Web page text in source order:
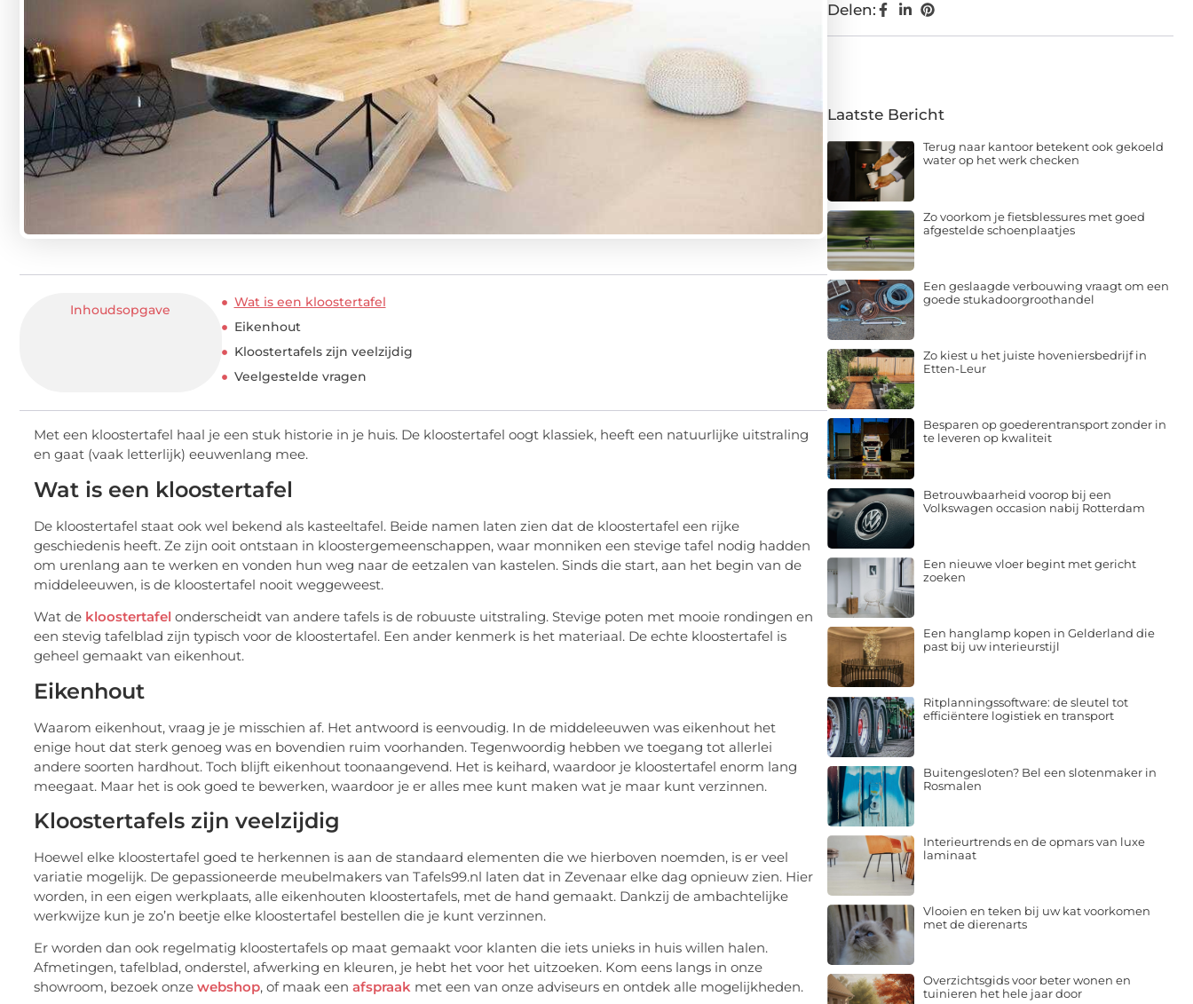
Inhoudsopgave
Wat is een kloostertafel
Eikenhout
Kloostertafels zijn veelzijdig
Veelgestelde vragen
Met een kloostertafel haal je een stuk historie in je huis. De kloostertafel oogt klassiek, heeft een natuurlijke uitstraling
en gaat (vaak letterlijk) eeuwenlang mee.
Wat is een kloostertafel
De kloostertafel staat ook wel bekend als kasteeltafel. Beide namen laten zien dat de kloostertafel een rijke
geschiedenis heeft. Ze zijn ooit ontstaan in kloostergemeenschappen, waar monniken een stevige tafel nodig hadden
om urenlang aan te werken en vonden hun weg naar de eetzalen van kastelen. Sinds die start, aan het begin van de
middeleeuwen, is de kloostertafel nooit weggeweest.
Wat de kloostertafel onderscheidt van andere tafels is de robuuste uitstraling. Stevige poten met mooie rondingen en
een stevig tafelblad zijn typisch voor de kloostertafel. Een ander kenmerk is het materiaal. De echte kloostertafel is
geheel gemaakt van eikenhout.
Eikenhout
Waarom eikenhout, vraag je je misschien af. Het antwoord is eenvoudig. In de middeleeuwen was eikenhout het
enige hout dat sterk genoeg was en bovendien ruim voorhanden. Tegenwoordig hebben we toegang tot allerlei
andere soorten hardhout. Toch blijft eikenhout toonaangevend. Het is keihard, waardoor je kloostertafel enorm lang
meegaat. Maar het is ook goed te bewerken, waardoor je er alles mee kunt maken wat je maar kunt verzinnen.
Kloostertafels zijn veelzijdig
Hoewel elke kloostertafel goed te herkennen is aan de standaard elementen die we hierboven noemden, is er veel
variatie mogelijk. De gepassioneerde meubelmakers van Tafels99.nl laten dat in Zevenaar elke dag opnieuw zien. Hier
worden, in een eigen werkplaats, alle eikenhouten kloostertafels, met de hand gemaakt. Dankzij de ambachtelijke
werkwijze kun je zo’n beetje elke kloostertafel bestellen die je kunt verzinnen.
Er worden dan ook regelmatig kloostertafels op maat gemaakt voor klanten die iets unieks in huis willen halen.
Afmetingen, tafelblad, onderstel, afwerking en kleuren, je hebt het voor het uitzoeken. Kom eens langs in onze
showroom, bezoek onze webshop, of maak een afspraak met een van onze adviseurs en ontdek alle mogelijkheden.
Delen:
Laatste Bericht
Terug naar kantoor betekent ook gekoeld
water op het werk checken
Zo voorkom je fietsblessures met goed
afgestelde schoenplaatjes
Een geslaagde verbouwing vraagt om een
goede stukadoorgroothandel
Zo kiest u het juiste hoveniersbedrijf in
Etten-Leur
Besparen op goederentransport zonder in
te leveren op kwaliteit
Betrouwbaarheid voorop bij een
Volkswagen occasion nabij Rotterdam
Een nieuwe vloer begint met gericht
zoeken
Een hanglamp kopen in Gelderland die
past bij uw interieurstijl
Ritplanningssoftware: de sleutel tot
efficiëntere logistiek en transport
Buitengesloten? Bel een slotenmaker in
Rosmalen
Interieurtrends en de opmars van luxe
laminaat
Vlooien en teken bij uw kat voorkomen
met de dierenarts
Overzichtsgids voor beter wonen en
tuinieren het hele jaar door